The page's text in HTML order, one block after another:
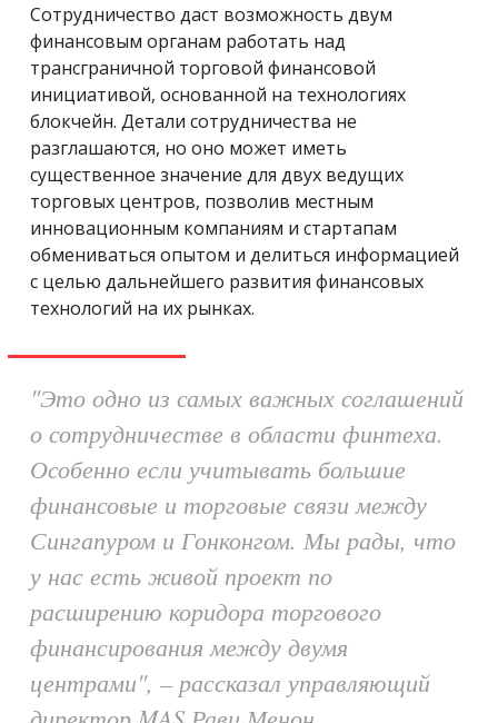
Сотрудничество даст возможность двум
финансовым органам работать над
трансграничной торговой финансовой
инициативой, основанной на технологиях
блокчейн. Детали сотрудничества не
разглашаются, но оно может иметь
существенное значение для двух ведущих
торговых центров, позволив местным
инновационным компаниям и стартапам
обмениваться опытом и делиться информацией
с целью дальнейшего развития финансовых
технологий на их рынках.
"Это одно из самых важных соглашений
о сотрудничестве в области финтеха.
Особенно если учитывать большие
финансовые и торговые связи между
Сингапуром и Гонконгом. Мы рады, что
у нас есть живой проект по
расширению коридора торгового
финансирования между двумя
центрами", – рассказал управляющий